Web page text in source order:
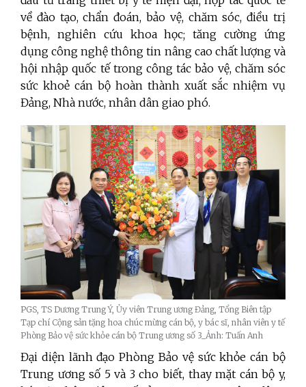
về đào tạo, chẩn đoán, bảo vệ, chăm sóc, điều trị
bệnh, nghiên cứu khoa học; tăng cường ứng
dụng công nghệ thông tin nâng cao chất lượng và
hội nhập quốc tế trong công tác bảo vệ, chăm sóc
sức khoẻ cán bộ hoàn thành xuất sắc nhiệm vụ
Đảng, Nhà nước, nhân dân giao phó.
PGS, TS Dương Trung Ý, Ủy viên Trung ương Đảng, Tổng Biên tập
Tạp chí Cộng sản tặng hoa chúc mừng cán bộ, y bác sĩ, nhân viên y tế
Phòng Bảo vệ sức khỏe cán bộ Trung ương số 3_Ảnh: Tuấn Anh
Đại diện lãnh đạo Phòng Bảo vệ sức khỏe cán bộ
Trung ương số 5 và 3 cho biết, thay mặt cán bộ y,